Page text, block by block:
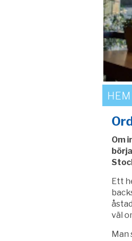
HEM
Om
Ett
väl
Man